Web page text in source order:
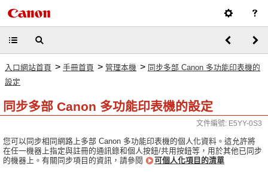
入口網站首頁 > 手冊首頁 > 管理本機 > 同步多部 Canon 多功能印表機的
設定
同步多部 Canon 多功能印表機的設定
文件編號: E5YY-0S3
您可以同步相同網路上多部 Canon 多功能印表機的個人化資料。這允許將
在任一機器上指定與註冊的通訊錄和個人按鈕/共用按鈕等，用於其他已同步
的機器上。有關同步項目的資訊，請參閱
可個人化項目的清單